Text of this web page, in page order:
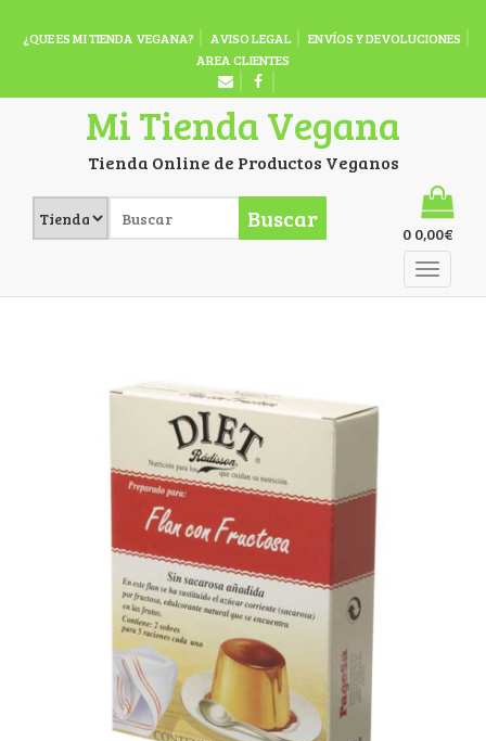
¿QUE ES MI TIENDA VEGANA? AVISO LEGAL
ENVÍOS Y DEVOLUCIONES
AREA CLIENTES
Mi Tienda Vegana
Tienda Online de Productos Veganos
Buscar
0 0,00€